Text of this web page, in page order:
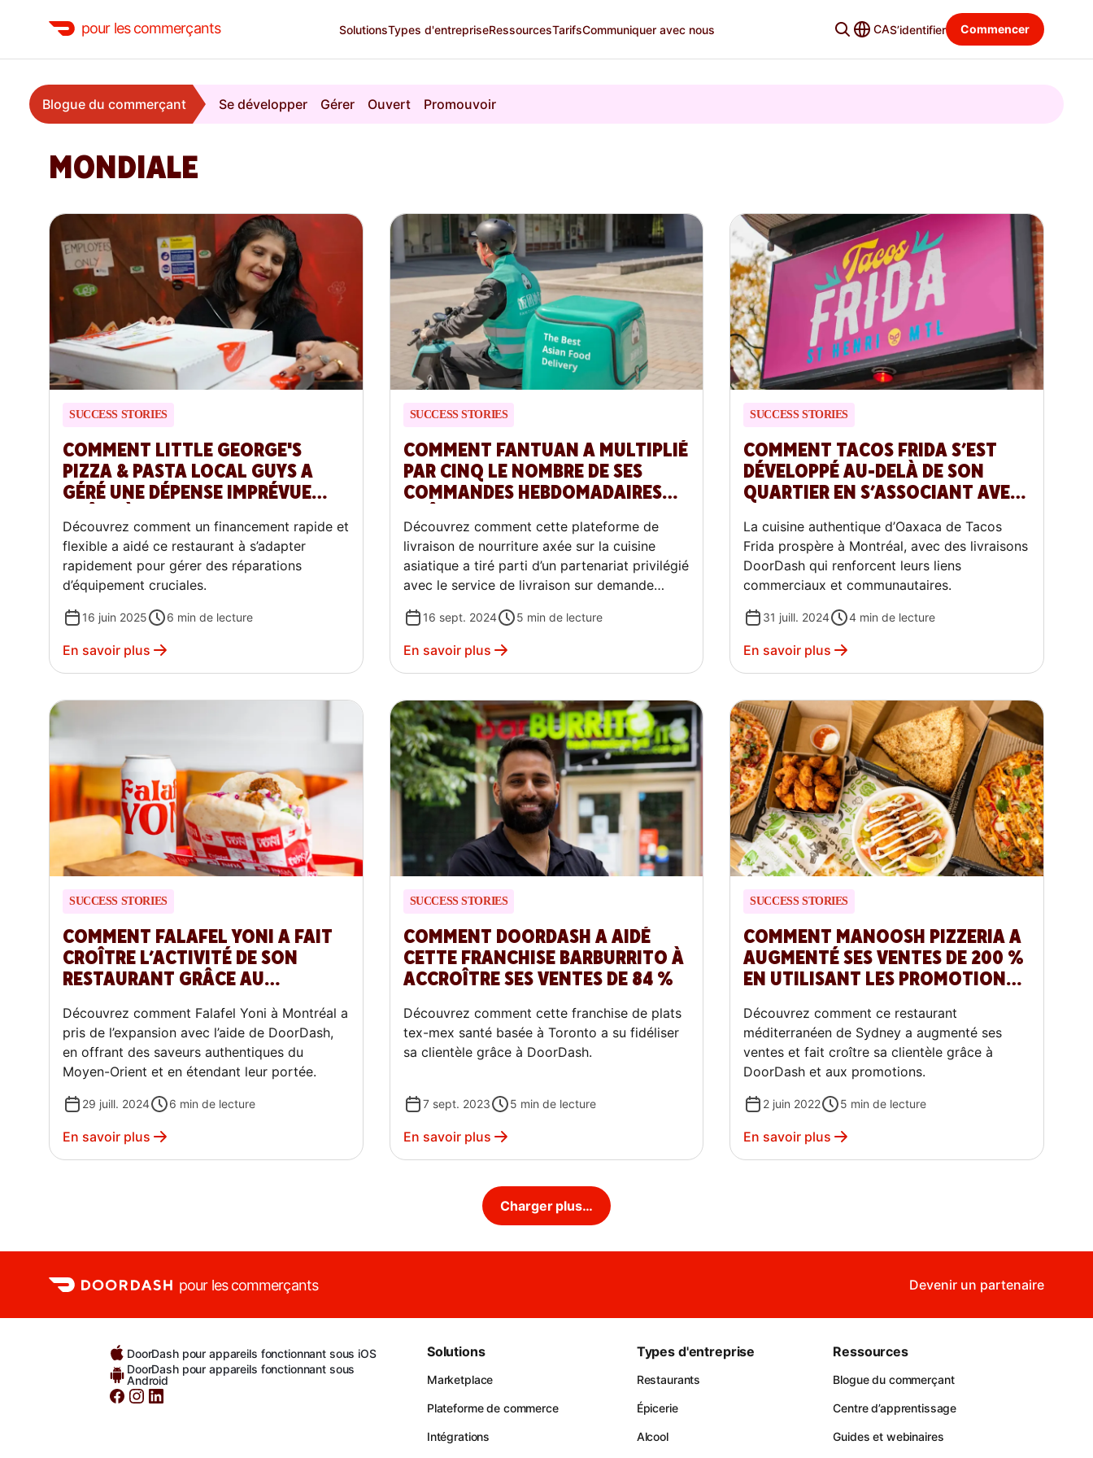
pour les commerçants SolutionsTypes d'entrepriseRessourcesTarifsCommuniquer avec nous CAS’identifier Commencer
Blogue du commerçant Se développer Gérer Ouvert Promouvoir
MONDIALE
SUCCESS STORIES
COMMENT LITTLE GEORGE'S
PIZZA & PASTA LOCAL GUYS A
GÉRÉ UNE DÉPENSE IMPRÉVUE
GRÂCE À CAPITAL DOORDASH
Découvrez comment un financement rapide et
flexible a aidé ce restaurant à s’adapter
rapidement pour gérer des réparations
d’équipement cruciales.
16 juin 2025 6 min de lecture
En savoir plus
SUCCESS STORIES
COMMENT FANTUAN A MULTIPLIÉ
PAR CINQ LE NOMBRE DE SES
COMMANDES HEBDOMADAIRES
GRÂCE AU SERVICE DE LIVRAISON
SUR DEMANDE DOORDASH DRIVE
Découvrez comment cette plateforme de
livraison de nourriture axée sur la cuisine
asiatique a tiré parti d’un partenariat privilégié
avec le service de livraison sur demande
la satisfaction de ses clients et atteindre une
croissance remarquable.
16 sept. 2024 5 min de lecture
En savoir plus
SUCCESS STORIES
COMMENT TACOS FRIDA S’EST
DÉVELOPPÉ AU-DELÀ DE SON
QUARTIER EN S’ASSOCIANT AVEC
La cuisine authentique d’Oaxaca de Tacos
Frida prospère à Montréal, avec des livraisons
DoorDash qui renforcent leurs liens
commerciaux et communautaires.
31 juill. 2024 4 min de lecture
En savoir plus
SUCCESS STORIES
COMMENT FALAFEL YONI A FAIT
CROÎTRE L’ACTIVITÉ DE SON
RESTAURANT GRÂCE AU
PROGRAMME DE MARKETING
LOCAL DE DOORDASH
Découvrez comment Falafel Yoni à Montréal a
pris de l’expansion avec l’aide de DoorDash,
en offrant des saveurs authentiques du
Moyen-Orient et en étendant leur portée.
29 juill. 2024 6 min de lecture
En savoir plus
SUCCESS STORIES
COMMENT DOORDASH A AIDÉ
CETTE FRANCHISE BARBURRITO À
ACCROÎTRE SES VENTES DE 84 %
Découvrez comment cette franchise de plats
tex-mex santé basée à Toronto a su fidéliser
sa clientèle grâce à DoorDash.
7 sept. 2023 5 min de lecture
En savoir plus
SUCCESS STORIES
COMMENT MANOOSH PIZZERIA A
AUGMENTÉ SES VENTES DE 200 %
EN UTILISANT LES PROMOTIONS
DOORDASH
Découvrez comment ce restaurant
méditerranéen de Sydney a augmenté ses
ventes et fait croître sa clientèle grâce à
DoorDash et aux promotions.
2 juin 2022 5 min de lecture
En savoir plus
Charger plus…
pour les commerçants Devenir un partenaire
DoorDash pour appareils fonctionnant sous iOS
DoorDash pour appareils fonctionnant sous
Android
Solutions
Marketplace
Plateforme de commerce
Intégrations
Types d'entreprise
Restaurants
Épicerie
Alcool
Ressources
Blogue du commerçant
Centre d’apprentissage
Guides et webinaires